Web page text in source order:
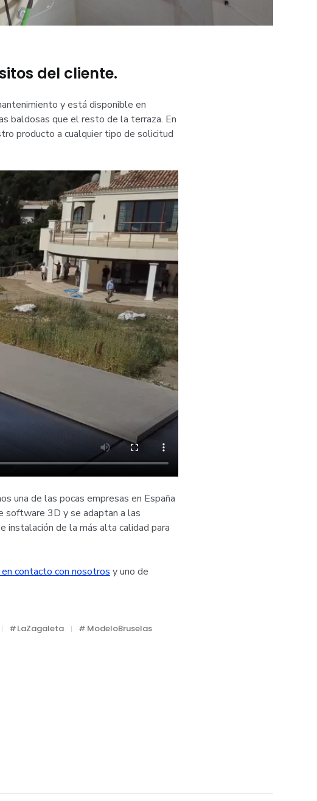
del cliente.
y está disponible en
baldosas que el resto de la terraza. En
producto a cualquier tipo de solicitud
una de las pocas empresas en España
software 3D y se adaptan a las
instalación de la más alta calidad para
contacto con nosotros y uno de
LaZagaleta ModeloBruselas